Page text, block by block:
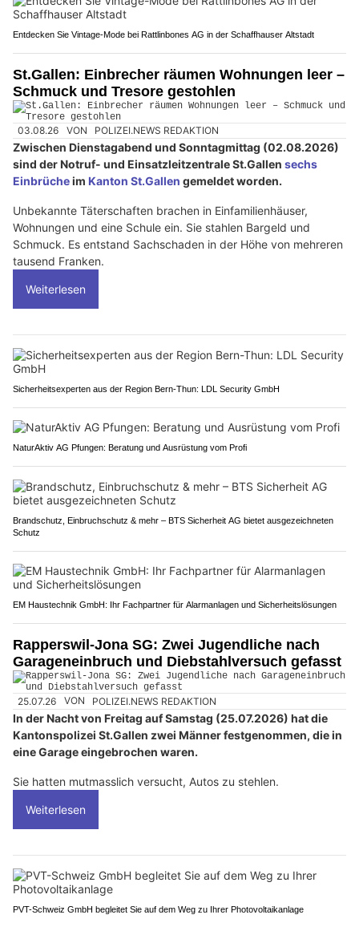
Entdecken Sie Vintage-Mode bei Rattlinbones AG in der Schaffhauser Altstadt
St.Gallen: Einbrecher räumen Wohnungen leer –
Schmuck und Tresore gestohlen
03.08.26 VON POLIZEI.NEWS REDAKTION
Zwischen Dienstagabend und Sonntagmittag (02.08.2026)
sind der Notruf- und Einsatzleitzentrale St.Gallen sechs
Einbrücheim Kanton St.Gallen gemeldet worden.
Unbekannte Täterschaften brachen in Einfamilienhäuser,
Wohnungen und eine Schule ein. Sie stahlen Bargeld und
Schmuck. Es entstand Sachschaden in der Höhe von mehreren
tausend Franken.
Weiterlesen
Sicherheitsexperten aus der Region Bern-Thun: LDL Security GmbH
NaturAktiv AG Pfungen: Beratung und Ausrüstung vom Profi
Brandschutz, Einbruchschutz & mehr – BTS Sicherheit AG bietet ausgezeichneten
Schutz
EM Haustechnik GmbH: Ihr Fachpartner für Alarmanlagen und Sicherheitslösungen
Rapperswil-Jona SG: Zwei Jugendliche nach
Garageneinbruch und Diebstahlversuch gefasst
25.07.26 VON POLIZEI.NEWS REDAKTION
In der Nacht von Freitag auf Samstag (25.07.2026) hat die
Kantonspolizei St.Gallen zwei Männer festgenommen, die in
eine Garage eingebrochen waren.
Sie hatten mutmasslich versucht, Autos zu stehlen.
Weiterlesen
PVT-Schweiz GmbH begleitet Sie auf dem Weg zu Ihrer Photovoltaikanlage